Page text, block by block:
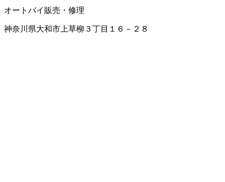
オートバイ販売・修理
神奈川県大和市上草柳３丁目１６－２８